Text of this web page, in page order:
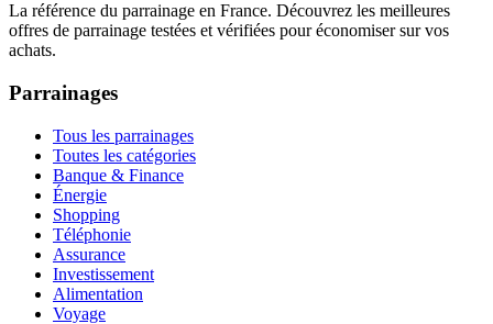
La référence du parrainage en France. Découvrez les meilleures
offres de parrainage testées et vérifiées pour économiser sur vos
achats.
Parrainages
Tous les parrainages
Toutes les catégories
Banque & Finance
Énergie
Shopping
Téléphonie
Assurance
Investissement
Alimentation
Voyage